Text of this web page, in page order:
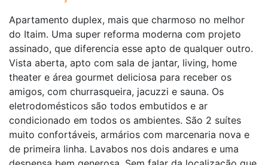
Apartamento duplex, mais que charmoso no melhor
do Itaim. Uma super reforma moderna com projeto
assinado, que diferencia esse apto de qualquer outro.
Vista aberta, apto com sala de jantar, living, home
theater e área gourmet deliciosa para receber os
amigos, com churrasqueira, jacuzzi e sauna. Os
eletrodomésticos são todos embutidos e ar
condicionado em todos os ambientes. São 2 suítes
muito confortáveis, armários com marcenaria nova e
de primeira linha. Lavabos nos dois andares e uma